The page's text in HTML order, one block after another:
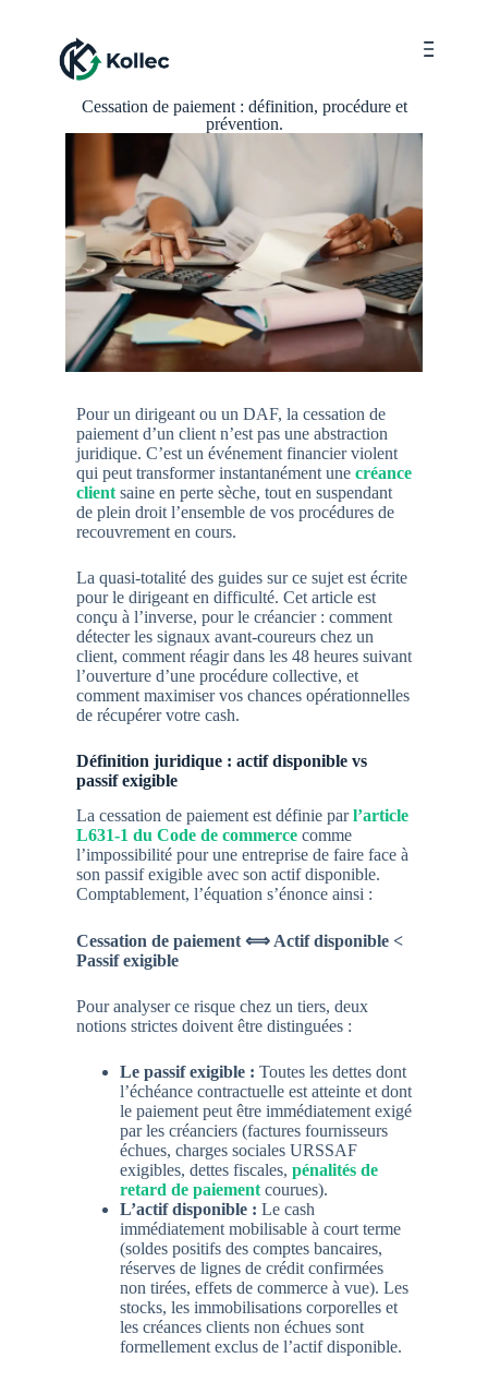
Cessation de paiement : définition, procédure et
prévention.
Pour un dirigeant ou un DAF, la cessation de
paiement d’un client n’est pas une abstraction
juridique. C’est un événement financier violent
qui peut transformer instantanément une créance
client saine en perte sèche, tout en suspendant
de plein droit l’ensemble de vos procédures de
recouvrement en cours.
La quasi-totalité des guides sur ce sujet est écrite
pour le dirigeant en difficulté. Cet article est
conçu à l’inverse, pour le créancier : comment
détecter les signaux avant-coureurs chez un
client, comment réagir dans les 48 heures suivant
l’ouverture d’une procédure collective, et
comment maximiser vos chances opérationnelles
de récupérer votre cash.
Définition juridique : actif disponible vs
passif exigible
La cessation de paiement est définie parl’article
L631-1 du Code de commerce comme
l’impossibilité pour une entreprise de faire face à
son passif exigible avec son actif disponible.
Comptablement, l’équation s’énonce ainsi :
Cessation de paiement ⟺ Actif disponible <
Passif exigible
Pour analyser ce risque chez un tiers, deux
notions strictes doivent être distinguées :
Le passif exigible : Toutes les dettes dont
l’échéance contractuelle est atteinte et dont
le paiement peut être immédiatement exigé
par les créanciers (factures fournisseurs
échues, charges sociales URSSAF
exigibles, dettes fiscales, pénalités de
retard de paiementcourues).
L’actif disponible : Le cash
immédiatement mobilisable à court terme
(soldes positifs des comptes bancaires,
réserves de lignes de crédit confirmées
non tirées, effets de commerce à vue). Les
stocks, les immobilisations corporelles et
les créances clients non échues sont
formellement exclus de l’actif disponible.